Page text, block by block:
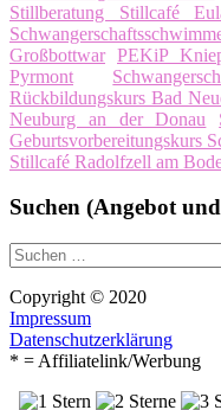
Stillberatung Stillcafé
Großbottwar PEKiP
Pyrmont
Rückbildungskurs Bad
Neuburg an der Donau
Geburtsvorbereitungskurs
Stillcafé Radolfzell am
Suchen (Angebot
Suche
nach:
Copyright © 2020
Impressum
Datenschutzerklärung
* = Affiliatelink/Werbung